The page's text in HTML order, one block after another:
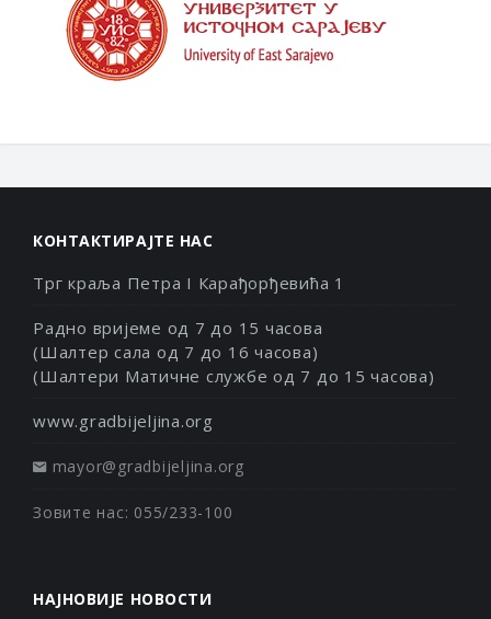
КОНТАКТИРАЈТЕ НАС
Трг краља Петра I Карађорђевића 1
Радно вријеме од 7 до 15 часова
(Шалтер сала од 7 до 16 часова)
(Шалтери Матичне службе од 7 до 15 часова)
www.gradbijeljina.org
mayor@gradbijeljina.org
Зовите нас: 055/233-100
НАЈНОВИЈЕ НОВОСТИ